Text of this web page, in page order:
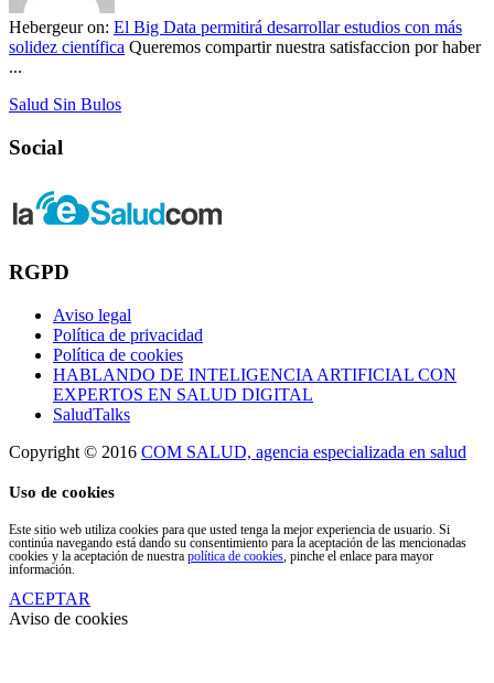
Hebergeuron: El Big Data permitirá desarrollar estudios con más
solidez científica Queremos compartir nuestra satisfaccion por haber
...
Salud Sin Bulos
Social
RGPD
Aviso legal
Política de privacidad
Política de cookies
HABLANDO DE INTELIGENCIA ARTIFICIAL CON
EXPERTOS EN SALUD DIGITAL
SaludTalks
Copyright © 2016 COM SALUD, agencia especializada en salud
Uso de cookies
Este sitio web utiliza cookies para que usted tenga la mejor experiencia de usuario. Si
continúa navegando está dando su consentimiento para la aceptación de las mencionadas
cookies y la aceptación de nuestra política de cookies , pinche el enlace para mayor
información.
ACEPTAR
Aviso de cookies